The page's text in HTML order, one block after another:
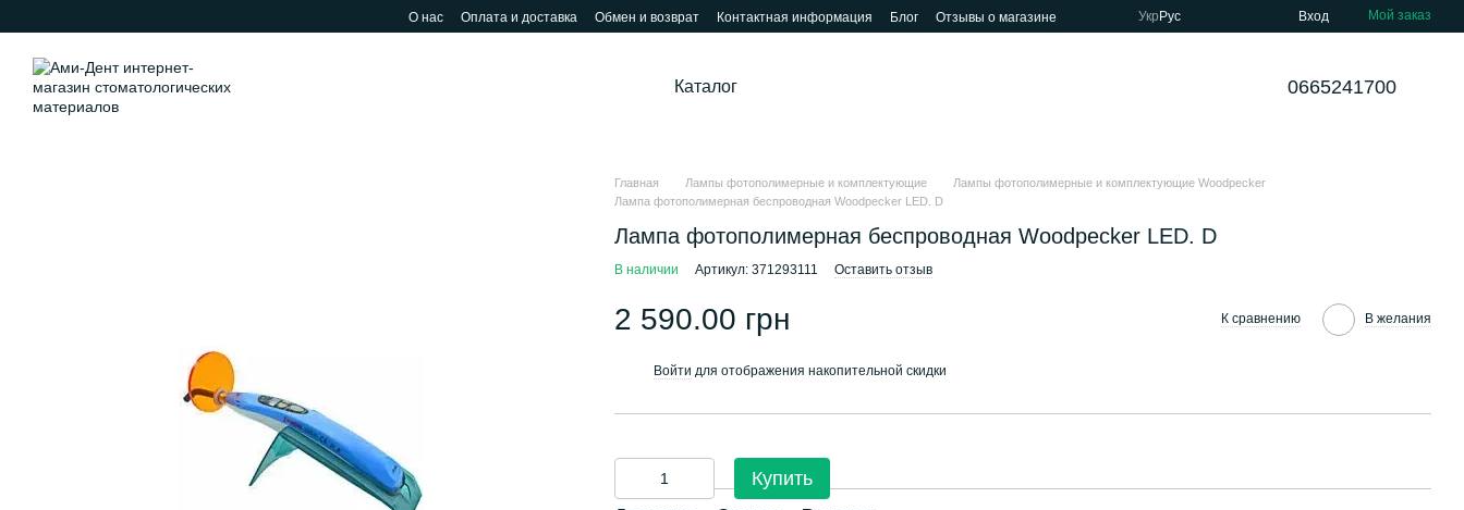
О нас Оплата и доставка Обмен и возврат Контактная информация Блог Отзывы о магазине Укр Рус Вход Мой заказ
Каталог 0665241700
Главная Лампы фотополимерные и комплектующие
Лампы фотополимерные и комплектующие Woodpecker
Лампа фотополимерная беспроводная Woodpecker LED. D
Лампа фотополимерная беспроводная Woodpecker LED. D
В наличии Артикул: 371293111 Оставить отзыв
2 590.00 грн К сравнению В желания
Войти для отображения накопительной скидки
Купить